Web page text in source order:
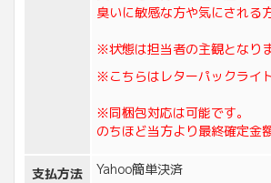
臭いに敏感な方や気にされる
※状態は担当者の主観となり
※こちらはレターパックライ
※同梱包対応は可能です。
のちほど当方より最終確定金
支払方法 Yahoo簡単決済